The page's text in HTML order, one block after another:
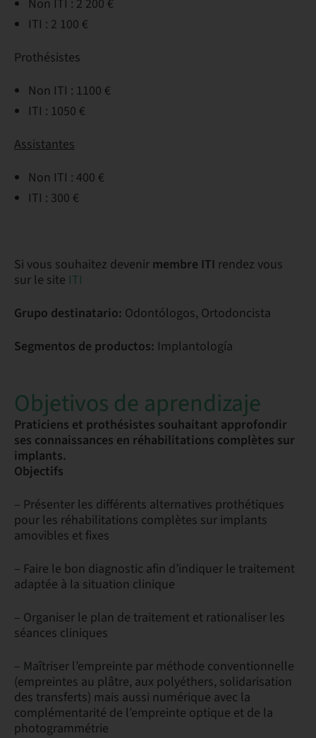
Non ITI : 2 200 €
ITI : 2 100 €
Prothésistes
Non ITI : 1100 €
ITI : 1050 €
Assistantes
Non ITI : 400 €
ITI : 300 €
Si vous souhaitez devenir membre ITI rendez vous
sur le site ITI
Grupo destinatario: Odontólogos, Ortodoncista
Segmentos de productos: Implantología
Objetivos de aprendizaje
Praticiens et prothésistes souhaitant approfondir
ses connaissances en réhabilitations complètes sur
implants.
Objectifs
– Présenter les différents alternatives prothétiques
pour les réhabilitations complètes sur implants
amovibles et fixes
– Faire le bon diagnostic afin d’indiquer le traitement
adaptée à la situation clinique
– Organiser le plan de traitement et rationaliser les
séances cliniques
– Maîtriser l’empreinte par méthode conventionnelle
(empreintes au plâtre, aux polyéthers, solidarisation
des transferts) mais aussi numérique avec la
complémentarité de l’empreinte optique et de la
photogrammétrie